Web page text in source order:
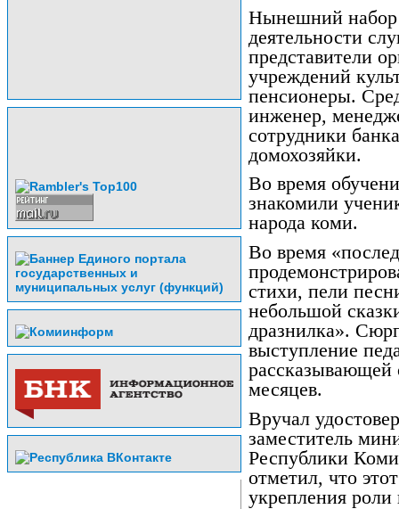
Нынешний набор
деятельности
представители
учреждений
пенсионеры.
инженер,
сотрудники
домохозяйки.
Во время
знакомили
народа коми.
Во время
стихи, пели
небольшой
дразнилка».
выступление
рассказывающей
месяцев.
Вручал
заместитель
Республики
отметил, что
укрепления